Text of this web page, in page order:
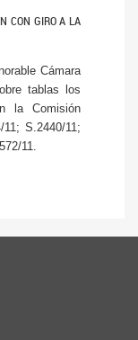
CON GIRO A LA
Cámara
tablas los
la Comisión
S.2440/11;
11.